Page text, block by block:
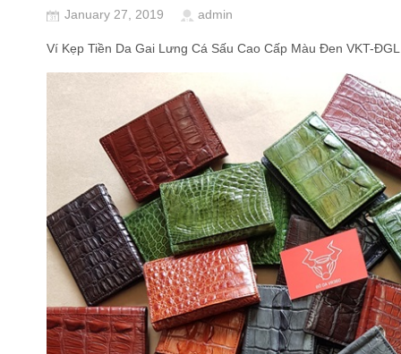
January 27, 2019 admin
Ví Kẹp Tiền Da Gai Lưng Cá Sấu Cao Cấp Màu Đen VKT-ĐGL